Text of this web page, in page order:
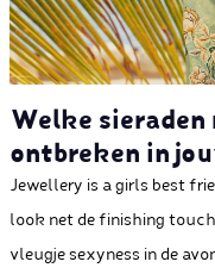
Welke
ontbreken in
Jewellery is a girls best
look net de finishing
vleugje sexyness in de